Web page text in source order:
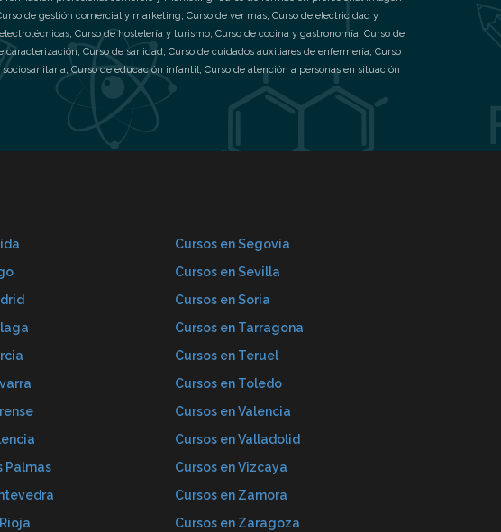
de gestión comercial y marketing, Curso de ver más, Curso de electricidad y
, Curso de hostelería y turismo, Curso de cocina y gastronomía, Curso de
caracterización, Curso de sanidad, Curso de cuidados auxiliares de enfermería, Curso
, Curso de educación infantil, Curso de atención a personas en situación
Palmas
Cursos en Segovia
Cursos en Sevilla
Cursos en Soria
Cursos en Tarragona
Cursos en Teruel
Cursos en Toledo
Cursos en Valencia
Cursos en Valladolid
Cursos en Vizcaya
Cursos en Zamora
Cursos en Zaragoza